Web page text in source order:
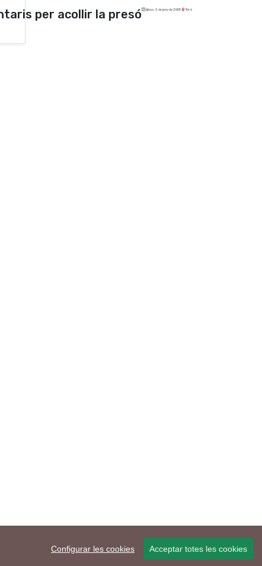
Configurar les cookies Acceptar totes les cookies
per acollir la presó dijous, 2 de juny de 2005 Torà